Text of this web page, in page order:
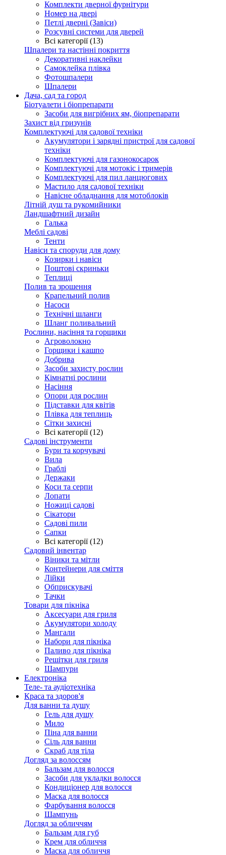
Комплекти дверної фурнітури
Номер на двері
Петлі дверні (Завіси)
Розсувні системи для дверей
Всі категорії (13)
Шпалери та настінні покриття
Декоративні наклейки
Самоклейка плівка
Фотошпалери
Шпалери
Дача, сад та город
Біотуалети і біопрепарати
Засоби для вигрібних ям, біопрепарати
Захист від гризунів
Комплектуючі для садової техніки
Акумулятори і зарядні пристрої для садової
техніки
Комплектуючі для газонокосарок
Комплектуючі для мотокіс і тримерів
Комплектуючі для пил ланцюгових
Мастило для садової техніки
Навісне обладнання для мотоблоків
Літній душ та рукомийники
Ландшафтний дизайн
Галька
Меблі садові
Тенти
Навіси та споруди для дому
Козирки і навіси
Поштові скриньки
Теплиці
Полив та зрошення
Крапельний полив
Насоси
Технічні шланги
Шланг поливальний
Рослини, насіння та горщики
Агроволокно
Горщики і кашпо
Добрива
Засоби захисту рослин
Кімнатні рослини
Насіння
Опори для рослин
Підставки для квітів
Плівка для теплиць
Сітки захисні
Всі категорії (12)
Садові інструменти
Бури та корчувачі
Вила
Граблі
Держаки
Коси та серпи
Лопати
Ножиці садові
Сікатори
Садові пили
Сапки
Всі категорії (12)
Садовий інвентар
Віники та мітли
Контейнери для сміття
Лійки
Обприскувачі
Тачки
Товари для пікніка
Аксесуари для гриля
Акумулятори холоду
Мангали
Набори для пікніка
Паливо для пікніка
Решітки для гриля
Шампури
Електроніка
Теле- та аудіотехніка
Краса та здоров'я
Для ванни та душу
Гель для душу
Мило
Піна для ванни
Сіль для ванни
Скраб для тіла
Догляд за волоссям
Бальзам для волосся
Засоби для укладки волосся
Кондиціонер для волосся
Маска для волосся
Фарбування волосся
Шампунь
Догляд за обличчям
Бальзам для губ
Крем для обличчя
Маска для обличчя